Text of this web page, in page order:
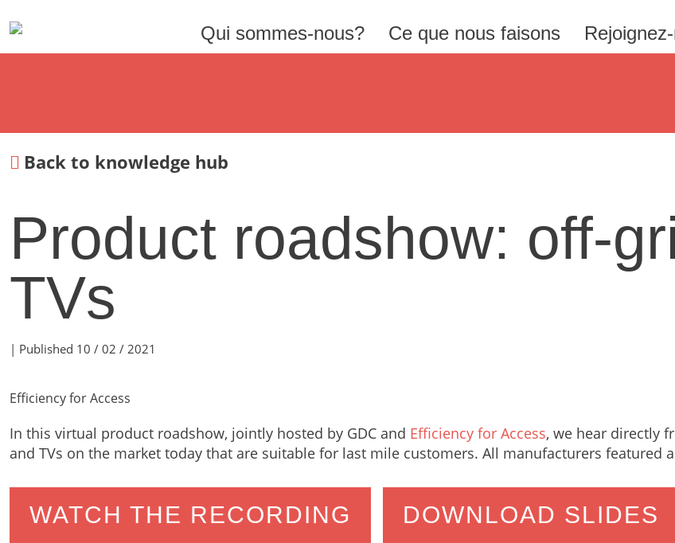
Qui sommes-nous? Ce que nous faisons
Back to knowledge hub
Product roadshow: off-
TVs
| Published 10 / 02 / 2021
Efficiency for Access
In this virtual product roadshow, jointly hosted by GDC and Efficiency for Access, we hear directly
and TVs on the market today that are suitable for last mile customers. All manufacturers featured
WATCH THE RECORDING DOWNLOAD SLIDES